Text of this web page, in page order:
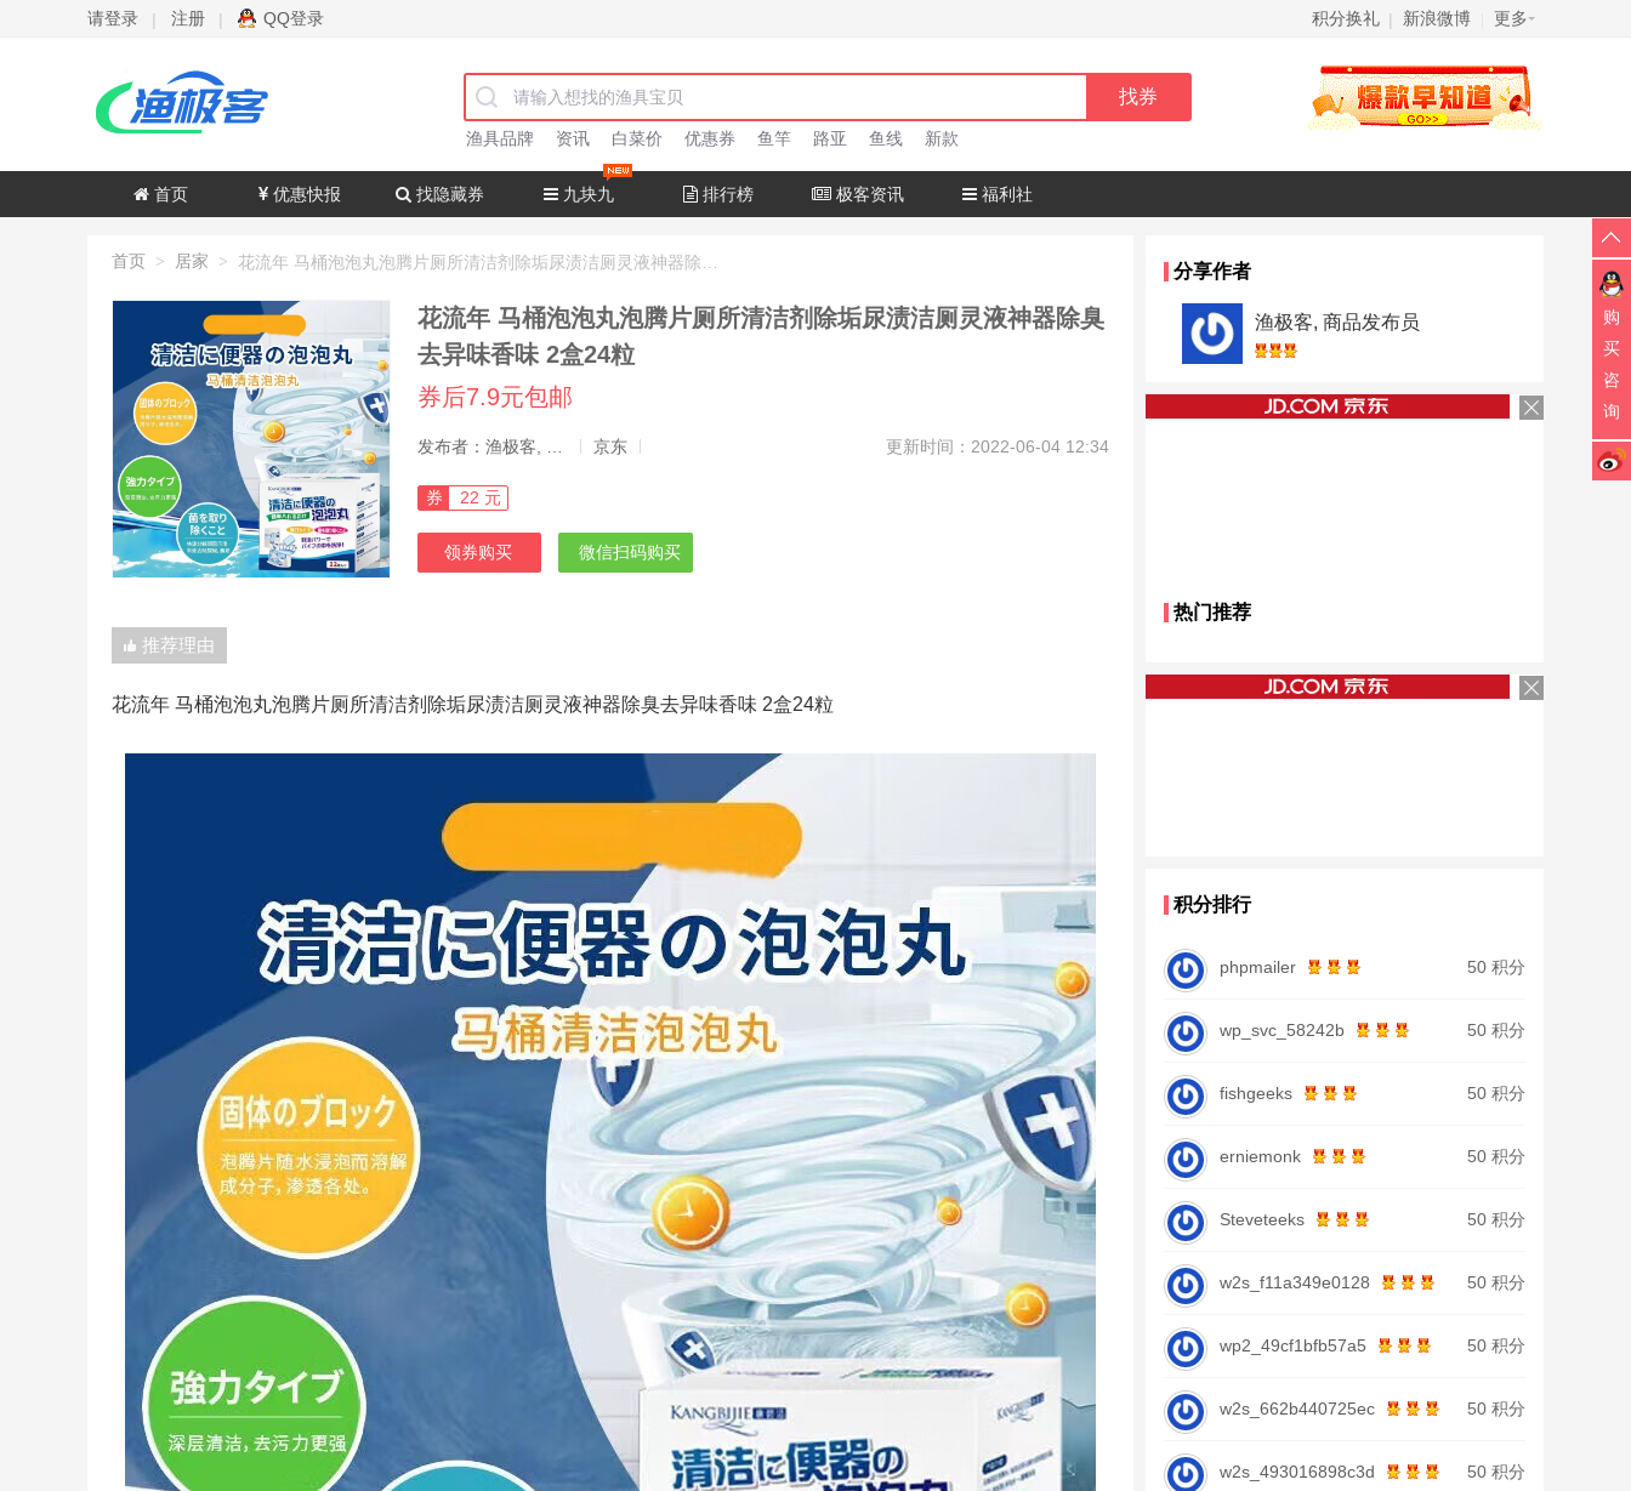
请登录 | 注册 | QQ登录 积分换礼 | 新浪微博 更多
渔具品牌 资讯 白菜价 优惠券 鱼竿 路亚 鱼线 新款
首页 优惠快报 找隐藏券 九块九 排行榜 极客资讯 福利社
首页 > 居家 >
花流年 马桶泡泡丸泡腾片厕所清洁剂除垢尿渍洁厕灵液神器除臭
去异味香味 2盒24粒
券后7.9元包邮
京东 更新时间：2022-06-04 12:34
券 22 元
领券购买 微信扫码购买
推荐理由
花流年 马桶泡泡丸泡腾片厕所清洁剂除垢尿渍洁厕灵液神器除臭去异味香味 2盒24粒
分享作者
渔极客, 商品发布员
热门推荐
积分排行
phpmailer 50 积分
wp_svc_58242b 50 积分
fishgeeks 50 积分
erniemonk 50 积分
Steveteeks 50 积分
w2s_f11a349e0128 50 积分
wp2_49cf1bfb57a5 50 积分
w2s_662b440725ec 50 积分
w2s_493016898c3d 50 积分
购
买
咨
询